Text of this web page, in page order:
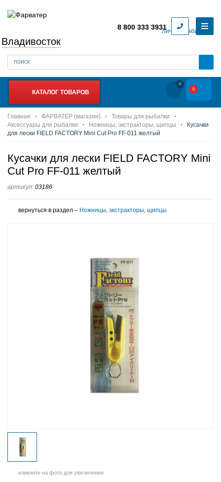
Личный кабинет
Владивосток
8 800 333 3931
КАТАЛОГ ТОВАРОВ
0
0
Главная ФАРВАТЕР (магазин)
Товары для рыбалки
Аксессуары для рыбалки
Ножницы, экстракторы, щипцы
Кусачки
для лески FIELD FACTORY Mini Cut Pro FF-011 желтый
Кусачки для лески FIELD FACTORY Mini
Cut Pro FF-011 желтый
артикул: 03186
вернуться в раздел – Ножницы, экстракторы, щипцы
кликните на фото для увеличения